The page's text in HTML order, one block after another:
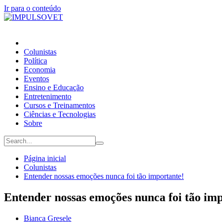
Ir para o conteúdo
Colunistas
Política
Economia
Eventos
Ensino e Educação
Entretenimento
Cursos e Treinamentos
Ciências e Tecnologias
Sobre
Página inicial
Colunistas
Entender nossas emoções nunca foi tão importante!
Entender nossas emoções nunca foi tão
Bianca Gresele